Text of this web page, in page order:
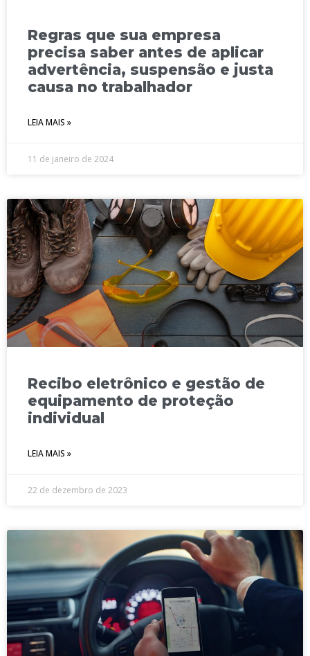
Regras que sua empresa
precisa saber antes de aplicar
advertência, suspensão e justa
causa no trabalhador
LEIA MAIS »
11 de janeiro de 2024
Recibo eletrônico e gestão de
equipamento de proteção
individual
LEIA MAIS »
22 de dezembro de 2023